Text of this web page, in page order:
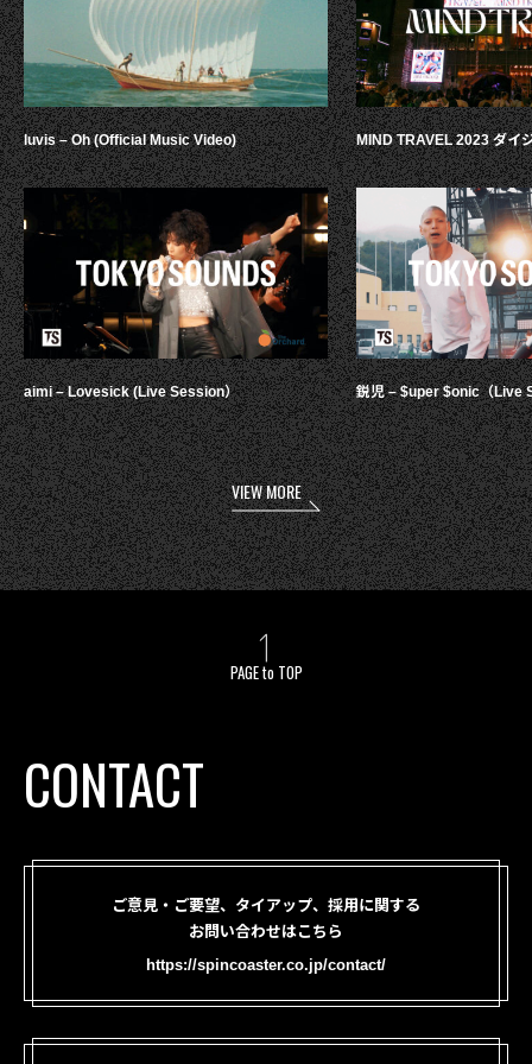
luvis – Oh (Official Music Video)
aimi – Lovesick (Live Session）
MIND TRAVEL 2023 ダイ
鋭児 – $uper $onic（Live
VIEW MORE
PAGE to TOP
CONTACT
ご意見・ご要望、タイアップ、採用に関する
お問い合わせはこちら
https://spincoaster.co.jp/contact/